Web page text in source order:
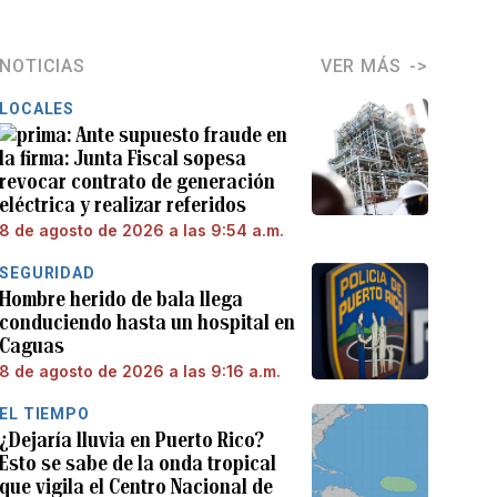
NOTICIAS VER MÁS
LOCALES
Ante supuesto fraude en
la firma: Junta Fiscal sopesa
revocar contrato de generación
eléctrica y realizar referidos
8 de agosto de 2026 a las 9:54 a.m.
SEGURIDAD
Hombre herido de bala llega
conduciendo hasta un hospital en
Caguas
8 de agosto de 2026 a las 9:16 a.m.
EL TIEMPO
¿Dejaría lluvia en Puerto Rico?
Esto se sabe de la onda tropical
que vigila el Centro Nacional de